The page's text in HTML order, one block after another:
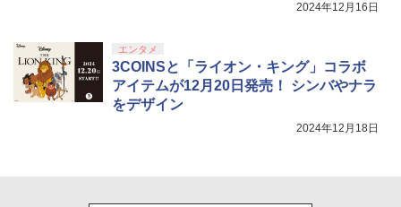
2024年12月16日
エンタメ
3COINSと「ライオン・キング」コラボ
アイテムが12月20日発売！ シンバやナラ
をデザイン
2024年12月18日